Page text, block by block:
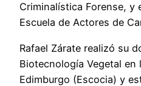
Criminalística Forense, y
Escuela de Actores de
Rafael Zárate realizó su
Biotecnología Vegetal en
Edimburgo (Escocia) y